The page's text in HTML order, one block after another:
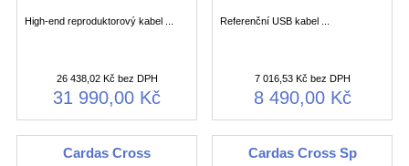
High-end reproduktorový kabel ...
26 438,02 Kč bez DPH
31 990,00 Kč
Referenční USB kabel ...
7 016,53 Kč bez DPH
8 490,00 Kč
Cardas Cross Cardas Cross Sp